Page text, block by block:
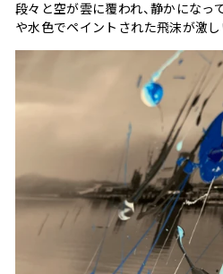
段々と空が雲に覆われ、静かになっ
や水色でペイントされた飛沫が激し